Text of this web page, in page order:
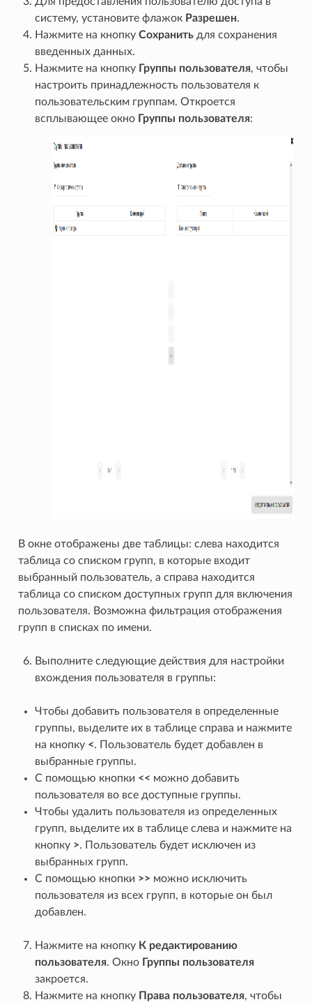
систему, установите флажок Разрешен.
Нажмите на кнопку Сохранитьдля сохранения
введенных данных.
Нажмите на кнопку Группы пользователя, чтобы
настроить принадлежность пользователя к
пользовательским группам. Откроется
всплывающее окно Группы пользователя:
В окне отображены две таблицы: слева находится
таблица со списком групп, в которые входит
выбранный пользователь, а справа находится
таблица со списком доступных групп для включения
пользователя. Возможна фильтрация отображения
групп в списках по имени.
Выполните следующие действия для настройки
вхождения пользователя в группы:
Чтобы добавить пользователя в определенные
группы, выделите их в таблице справа и нажмите
на кнопку <. Пользователь будет добавлен в
выбранные группы.
С помощью кнопки << можно добавить
пользователя во все доступные группы.
Чтобы удалить пользователя из определенных
групп, выделите их в таблице слева и нажмите на
кнопку >. Пользователь будет исключен из
выбранных групп.
С помощью кнопки >> можно исключить
пользователя из всех групп, в которые он был
добавлен.
Нажмите на кнопку К редактированию
пользователя. Окно Группы пользователя
закроется.
Нажмите на кнопку Права пользователя, чтобы